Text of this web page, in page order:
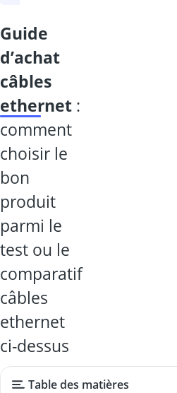
guide
d’achat
câbles
ethernet :
comment
choisir le
bon
produit
parmi le
test ou le
comparatif
câbles
ethernet
ci-dessus
Table des matières